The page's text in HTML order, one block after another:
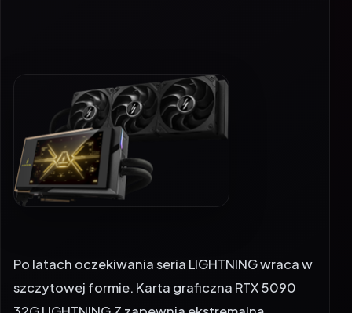
szczytowej formie. Karta graficzna RTX 5090
32G LIGHTNING Z zapewnia ekstremalną